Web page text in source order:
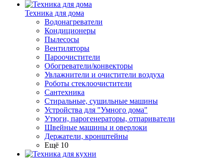
Техника для дома
Водонагреватели
Кондиционеры
Пылесосы
Вентиляторы
Пароочистители
Обогреватели/конвекторы
Увлажнители и очистители воздуха
Роботы стеклоочистители
Сантехника
Стиральные, сушильные машины
Устройства для "Умного дома"
Утюги, парогенераторы, отпариватели
Швейные машины и оверлоки
Держатели, кронштейны
Ещё 10